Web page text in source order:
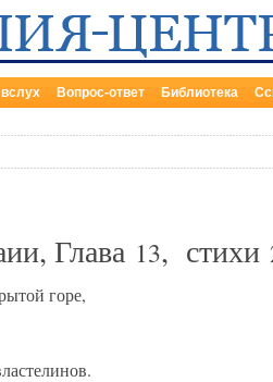
Вопрос-ответ Библиотека
Глава 13, стихи
горе,